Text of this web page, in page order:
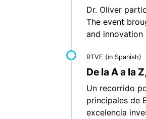
Dr. Oliver
The event
and innovation
RTVE (in Spanish)
De la A a la
Un recorrido
principales de
excelencia